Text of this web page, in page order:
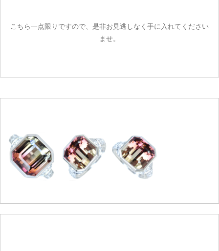
こちら一点限りですので、是非お見逃しなく手に入れてください
ませ。